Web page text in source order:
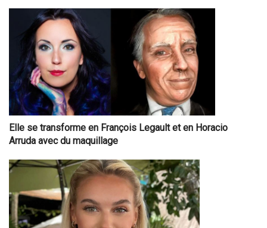
Elle se transforme en François Legault et en Horacio
Arruda avec du maquillage